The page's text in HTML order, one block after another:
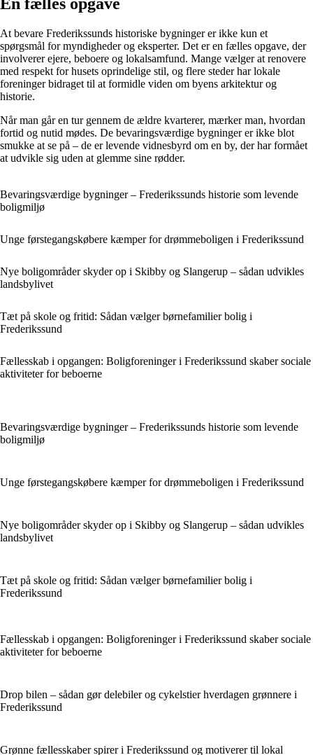
At bevare Frederikssunds historiske bygninger er ikke kun et
spørgsmål for myndigheder og eksperter. Det er en fælles opgave, der
involverer ejere, beboere og lokalsamfund. Mange vælger at renovere
med respekt for husets oprindelige stil, og flere steder har lokale
foreninger bidraget til at formidle viden om byens arkitektur og
historie.
Når man går en tur gennem de ældre kvarterer, mærker man, hvordan
fortid og nutid mødes. De bevaringsværdige bygninger er ikke blot
smukke at se på – de er levende vidnesbyrd om en by, der har formået
at udvikle sig uden at glemme sine rødder.
Bevaringsværdige bygninger – Frederikssunds historie som levende
boligmiljø
Unge førstegangskøbere kæmper for drømmeboligen i Frederikssund
Nye boligområder skyder op i Skibby og Slangerup – sådan udvikles
landsbylivet
Tæt på skole og fritid: Sådan vælger børnefamilier bolig i
Frederikssund
Fællesskab i opgangen: Boligforeninger i Frederikssund skaber sociale
aktiviteter for beboerne
Bevaringsværdige bygninger – Frederikssunds historie som levende
boligmiljø
Unge førstegangskøbere kæmper for drømmeboligen i Frederikssund
Nye boligområder skyder op i Skibby og Slangerup – sådan udvikles
landsbylivet
Tæt på skole og fritid: Sådan vælger børnefamilier bolig i
Frederikssund
Fællesskab i opgangen: Boligforeninger i Frederikssund skaber sociale
aktiviteter for beboerne
Drop bilen – sådan gør delebiler og cykelstier hverdagen grønnere i
Frederikssund
Grønne fællesskaber spirer i Frederikssund og motiverer til lokal